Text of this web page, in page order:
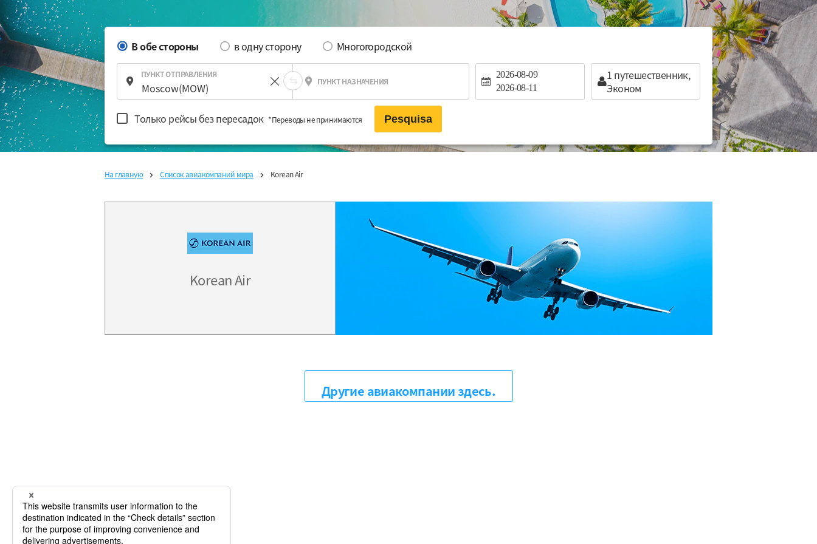
В обе стороны в одну сторону Многогородской
ПУНКТ ОТПРАВЛЕНИЯ
ПУНКТ НАЗНАЧЕНИЯ
2026-08-09
2026-08-11
1 путешественник,
Эконом
Только рейсы без пересадок *Переводы не принимаются Pesquisa
На главную Список авиакомпаний мира Korean Air
Korean Air
Другие авиакомпании здесь.